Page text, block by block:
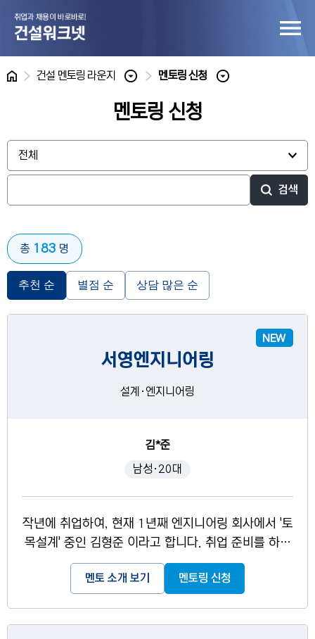
홈 건설 멘토링 라운지 멘토링 신청
멘토링 신청
검색
총 183 명
추천 순 별점 순 상담 많은 순
서영엔지니어링
설계·엔지니어링
김*준
남성·20대
작년에 취업하여, 현재 1년째 엔지니어링 회사에서 '토
목설계' 중인 김형준 이라고 합니다. 취업 준비를 하던
시기에는 대기업 인적성 시험까지 준비했을 정도로 여
러 분야에 대한 경험이 있습니다. 학부 생활 동안 갈고
멘토 소개 보기 멘토링 신청